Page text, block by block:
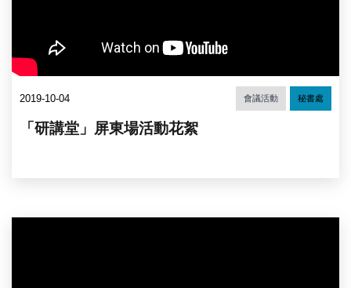
2019-10-04 會議活動 秘書處
「研講堂」屏東場活動花絮